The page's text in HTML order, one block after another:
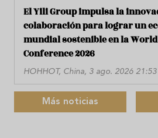
El Yili Group impulsa la
colaboración para lograr un
mundial sostenible en la
Conference 2026
HOHHOT, China, 3 ago. 2026 21:53
Más noticias